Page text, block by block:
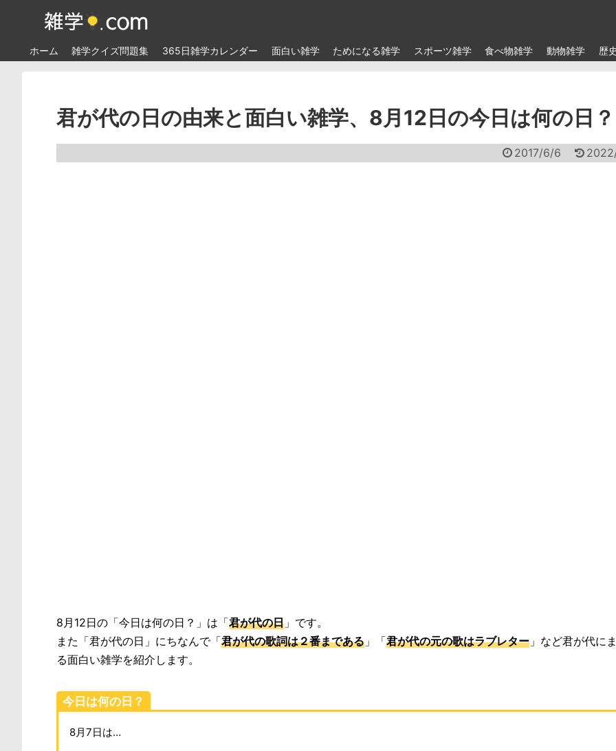
ホーム 雑学クイズ問題集 365日雑学カレンダー 面白い雑学 ためになる雑学 スポーツ雑学 食べ物雑学 動物雑学 歴
君が代の日の由来と面白い雑学、8月12日の今日は何の日？
2017/6/6
8月12日の「今日は何の日？」は「君が代の日 」です。
また「君が代の日」にちなんで「君が代の歌詞は２番まである 」「君が代の元の歌はラブレター 」など君が代に
る面白い雑学を紹介します。
今日は何の日？
8月7日は…